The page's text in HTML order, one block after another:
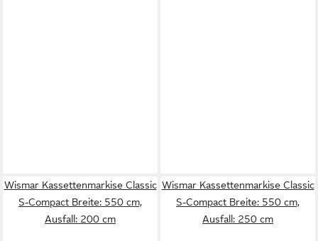
Wismar Kassettenmarkise Classic
S-Compact Breite: 550 cm,
Ausfall: 200 cm
Wismar Kassettenmarkise Classic
S-Compact Breite: 550 cm,
Ausfall: 250 cm